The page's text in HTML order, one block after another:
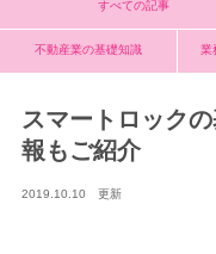
すべての記事
不動産業の基礎知識 業
スマートロック
報もご紹介
2019.10.10 更新